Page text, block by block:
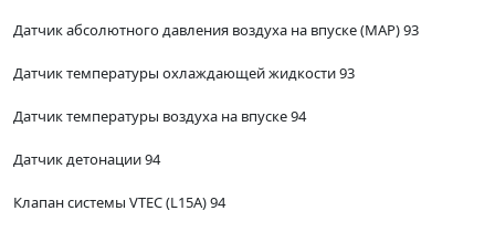
Датчик абсолютного давления воздуха на впуске (MAP) 93
Датчик температуры охлаждающей жидкости 93
Датчик температуры воздуха на впуске 94
Датчик детонации 94
Клапан системы VTEC (L15A) 94